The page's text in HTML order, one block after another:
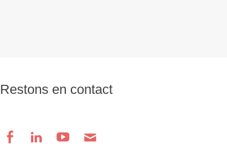
Restons en contact
FacebookLinkedinYoutube